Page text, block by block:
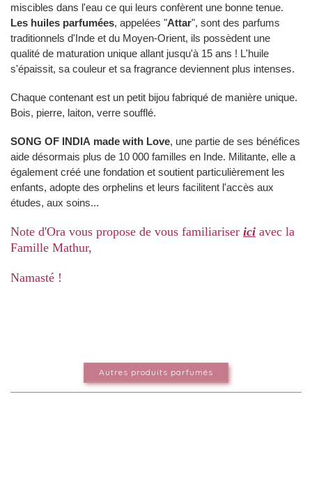
miscibles dans l'eau ce qui leurs confèrent une bonne tenue.
Les huiles parfumées, appelées "Attar", sont des parfums
traditionnels d'Inde et du Moyen-Orient, ils possèdent une
qualité de maturation unique allant jusqu'à 15 ans ! L'huile
s'épaissit, sa couleur et sa fragrance deviennent plus intenses.
Chaque contenant est un petit bijou fabriqué de manière unique.
Bois, pierre, laiton, verre soufflé.
SONG OF INDIA made with Love, une partie de ses bénéfices
aide désormais plus de 10 000 familles en Inde. Militante, elle a
également créé une fondation et soutient particulièrement les
enfants, adopte des orphelins et leurs facilitent l'accès aux
études, aux soins...
Note d'Ora vous propose de vous familiariser ici avec la
Famille Mathur,
Namasté !
Autres produits parfumés